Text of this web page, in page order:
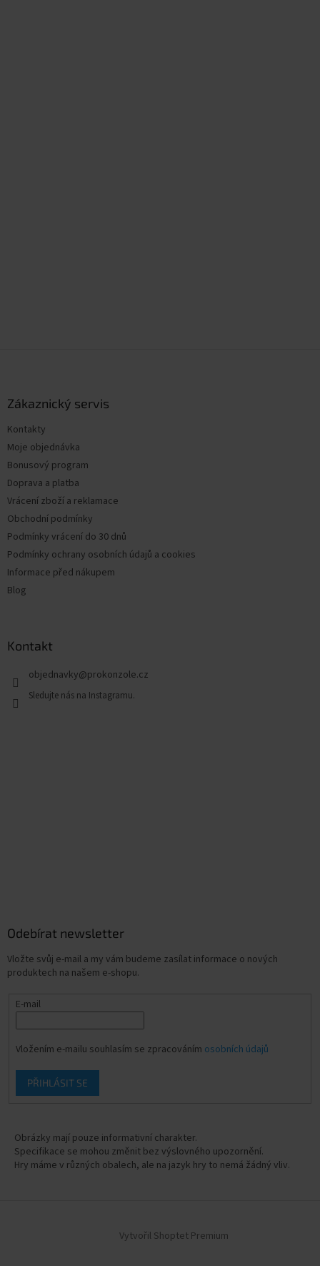
Zákaznický servis
Kontakty
Moje objednávka
Bonusový program
Doprava a platba
Vrácení zboží a reklamace
Obchodní podmínky
Podmínky vrácení do 30 dnů
Podmínky ochrany osobních údajů a cookies
Informace před nákupem
Blog
Kontakt
objednavky@prokonzole.cz
Odebírat newsletter
Vložte svůj e-mail a my vám budeme zasílat informace o nových
produktech na našem e-shopu.
E-mail
Vložením e-mailu souhlasím se zpracováním osobních údajů
PŘIHLÁSIT SE
Obrázky mají pouze informativní charakter.
Specifikace se mohou změnit bez výslovného upozornění.
Hry máme v různých obalech, ale na jazyk hry to nemá žádný vliv.
Vytvořil Shoptet Premium